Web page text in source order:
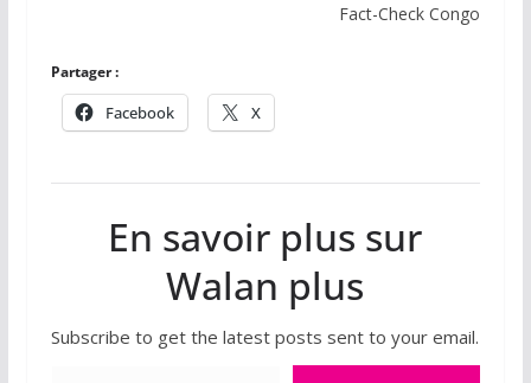
Fact-Check Congo
Partager :
Facebook X
En savoir plus sur
Walan plus
Subscribe to get the latest posts sent to your email.